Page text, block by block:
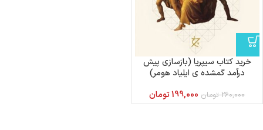
خرید کتاب سیپریا (بازسازی پیش
درآمد گمشده ی ایلیاد هومر)
260,000 تومان 199,000تومان